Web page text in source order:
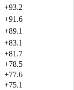
+93.2
+91.6
+89.1
+83.1
+81.7
+78.5
+77.6
+75.1